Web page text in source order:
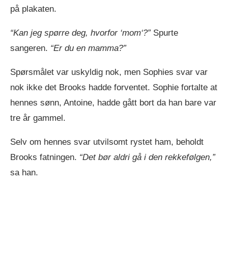
på plakaten.
“Kan jeg spørre deg, hvorfor ‘mom‘?”Spurte
sangeren. “Er du en mamma?”
Spørsmålet var uskyldig nok, men Sophies svar var
nok ikke det Brooks hadde forventet. Sophie fortalte at
hennes sønn, Antoine, hadde gått bort da han bare var
tre år gammel.
Selv om hennes svar utvilsomt rystet ham, beholdt
Brooks fatningen. “Det bør aldri gå i den rekkefølgen,”
sa han.